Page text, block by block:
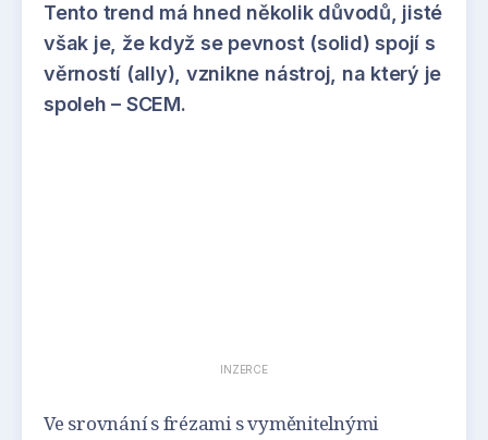
Tento trend má hned několik důvodů, jisté
však je, že když se pevnost (solid) spojí s
věrností (ally), vznikne nástroj, na který je
spoleh – SCEM.
INZERCE
Ve srovnání s frézami s vyměnitelnými